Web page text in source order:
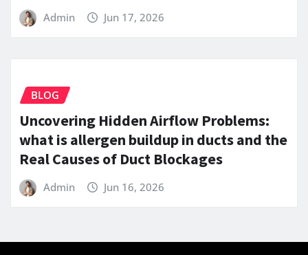
Admin Jun 17, 2026
BLOG
Uncovering Hidden Airflow Problems:
what is allergen buildup in ducts and the
Real Causes of Duct Blockages
Admin Jun 16, 2026